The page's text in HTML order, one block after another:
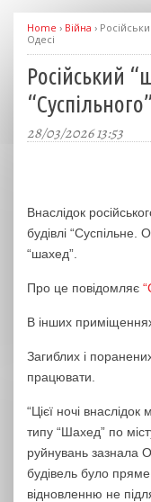
Home › Війна ›
Одесі
Російський
28/03/2026 13:53
Внаслідок
будівлі “Суспільне.
“шахед”.
Про це повідомляє
В інших
Загиблих і
працювати.
“Цієї ночі
типу “Шахед” по
руйнувань зазнала
будівель було
відновленню не